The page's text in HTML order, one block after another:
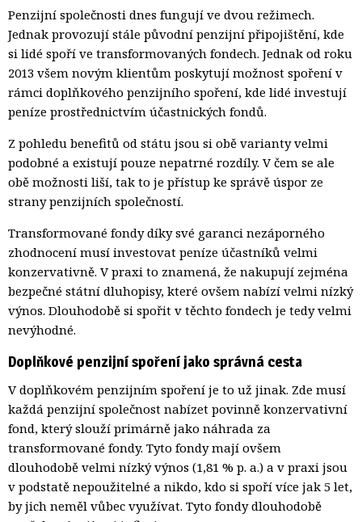
Penzijní společnosti dnes fungují ve dvou režimech.
Jednak provozují stále původní penzijní připojištění, kde
si lidé spoří ve transformovaných fondech. Jednak od roku
2013 všem novým klientům poskytují možnost spoření v
rámci doplňkového penzijního spoření, kde lidé investují
peníze prostřednictvím účastnických fondů.
Z pohledu benefitů od státu jsou si obě varianty velmi
podobné a existují pouze nepatrné rozdíly. V čem se ale
obě možnosti liší, tak to je přístup ke správě úspor ze
strany penzijních společností.
Transformované fondy díky své garanci nezáporného
zhodnocení musí investovat peníze účastníků velmi
konzervativně. V praxi to znamená, že nakupují zejména
bezpečné státní dluhopisy, které ovšem nabízí velmi nízký
výnos. Dlouhodobě si spořit v těchto fondech je tedy velmi
nevýhodné.
Doplňkové penzijní spoření jako správná cesta
V doplňkovém penzijním spoření je to už jinak. Zde musí
každá penzijní společnost nabízet povinně konzervativní
fond, který slouží primárně jako náhrada za
transformované fondy. Tyto fondy mají ovšem
dlouhodobě velmi nízký výnos (1,81 % p. a.) a v praxi jsou
v podstatě nepoužitelné a nikdo, kdo si spoří více jak 5 let,
by jich neměl vůbec využívat. Tyto fondy dlouhodobě